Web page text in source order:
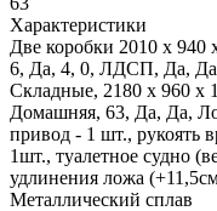
Характеристики
Две коробки 2010 х 940
6, Да, 4, 0, ЛДСП, Да,
Складные, 2180 х 960 х
Домашняя, 63, Да, Да,
привод - 1 шт., рукоять
1шт., туалетное судно
удлинения ложа
Металлический сплав